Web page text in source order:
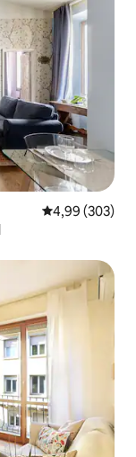
4,99 av 5 i
4,99 (303)